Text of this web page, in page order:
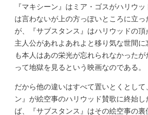
『マキシーン』はミア・ゴスがハリウ
は言わないが上の方っぽいところに立っ
が、『サブスタンス』はハリウッドの頂
主人公があれよあれよと移り気な世間
も本人はあの栄光が忘れられなかった
って地獄を見るという映画なのである。
だから他の違いはすべて置いとくとして
ン』が絵空事のハリウッド賛歌に終始
ば、『サブスタンス』はその絵空事の裏